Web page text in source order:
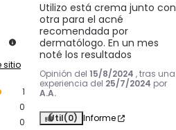
sitio
1
0
0
Utilizo está crema junto con
otra para el acné
recomendada por
dermatólogo. En un mes
noté los resultados
Opinión del 15/8/2024 , tras una
experiencia del 25/7/2024 por
A.A.
Útil(0) Informe